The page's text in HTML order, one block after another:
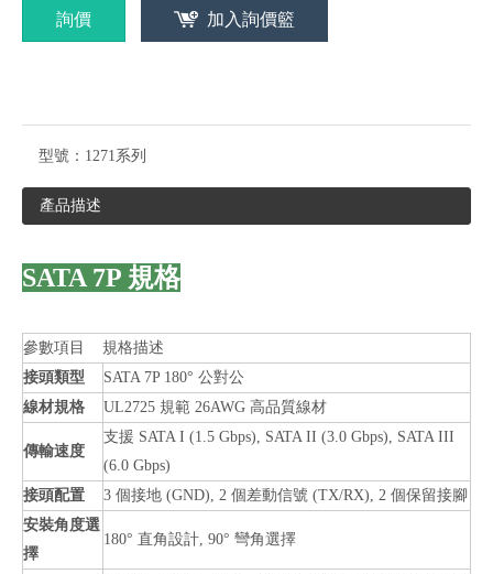
詢價 加入詢價籃
型號： 1271系列
產品描述
SATA 7P 規格
參數項目
規格描述
接頭類型
SATA 7P 180° 公對公
線材規格
UL2725 規範 26AWG 高品質線材
傳輸速度
支援 SATA I (1.5 Gbps), SATA II (3.0 Gbps), SATA III
(6.0 Gbps)
接頭配置
3 個接地 (GND), 2 個差動信號 (TX/RX), 2 個保留接腳
安裝角度選
擇
180° 直角設計, 90° 彎角選擇